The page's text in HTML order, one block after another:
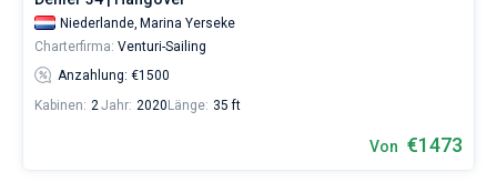
Niederlande, Marina Yerseke
Charterfirma: Venturi-Sailing
Anzahlung: €1500
Kabinen: 2Jahr: 2020 Länge: 35 ft
Von €1473